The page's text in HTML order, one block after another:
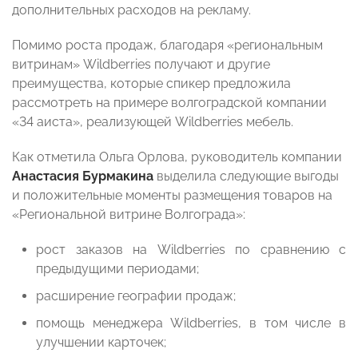
дополнительных расходов на рекламу.
Помимо роста продаж, благодаря «региональным
витринам» Wildberries получают и другие
преимущества, которые спикер предложила
рассмотреть на примере волгоградской компании
«34 аиста», реализующей Wildberries мебель.
Как отметила Ольга Орлова, руководитель компании
Анастасия Бурмакина выделила следующие выгоды
и положительные моменты размещения товаров на
«Региональной витрине Волгограда»:
рост заказов на Wildberries по сравнению с
предыдущими периодами;
расширение географии продаж;
помощь менеджера Wildberries, в том числе в
улучшении карточек;